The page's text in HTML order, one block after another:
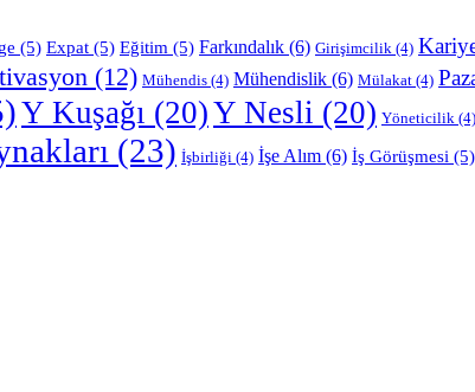
(5) Expat (5) Eğitim (5) Farkındalık (6) Girişimcilik (4)
(12) Mühendis (4) Mühendislik (6) Mülakat (4)
Y Kuşağı (20)Y Nesli (20) Yöneticilik (4)
(23) İşbirliği (4) İşe Alım (6) İş Görüşmesi (5)